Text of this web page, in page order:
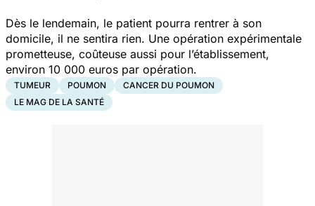
Dès le lendemain, le patient pourra rentrer à son
domicile, il ne sentira rien. Une opération expérimentale
prometteuse, coûteuse aussi pour l’établissement,
environ 10 000 euros par opération.
TUMEUR POUMON
CANCER DU POUMON
LE MAG DE LA SANTÉ